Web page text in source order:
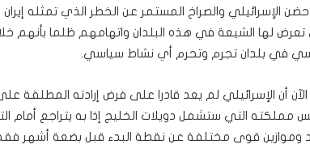
الإسرائيلي والصراخ المستمر عن الخطر الذي تمثله
تعرض لها الشيعة في هذه البلدان واتهامهم ظلما بأنهم
في بلدان تجرم وتحرم أي نشاط سياسي.
الآن أن الإسرائيلي لم يعد قادرا على فرض إرادته
مملكته التي ستشمل دويلات الخليج إذا به يتراجع أمام
وموازين قوى مختلفة عن نقطة البدء قبل بضعة أشهر فقط